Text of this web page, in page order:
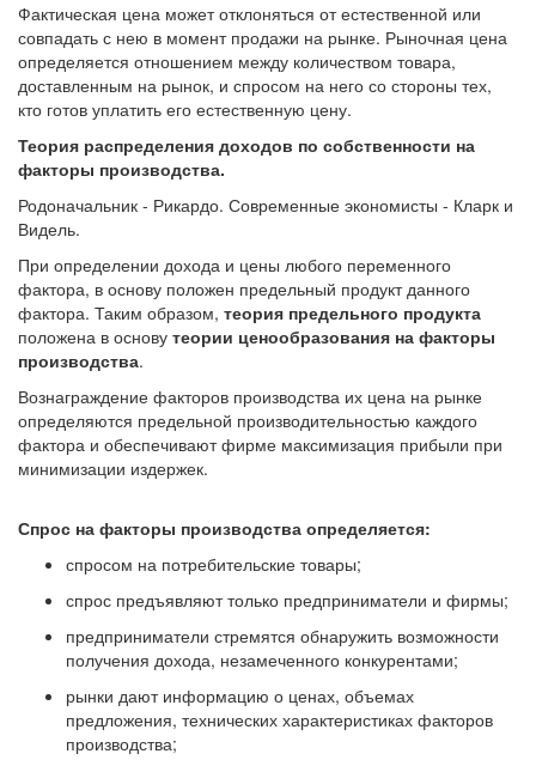
Фактическая цена может отклоняться от естественной или
совпадать с нею в момент продажи на рынке. Рыночная цена
определяется отношением между количеством товара,
доставленным на рынок, и спросом на него со стороны тех,
кто готов уплатить его естественную цену.
Теория распределения доходов по собственности на
факторы производства.
Родоначальник - Рикардо. Современные экономисты - Кларк и
Видель.
При определении дохода и цены любого переменного
фактора, в основу положен предельный продукт данного
фактора. Таким образом, теория предельного продукта
положена в основу теории ценообразования на факторы
производства.
Вознаграждение факторов производства их цена на рынке
определяются предельной производительностью каждого
фактора и обеспечивают фирме максимизация прибыли при
минимизации издержек.
Спрос на факторы производства определяется:
спросом на потребительские товары;
спрос предъявляют только предприниматели и фирмы;
предприниматели стремятся обнаружить возможности
получения дохода, незамеченного конкурентами;
рынки дают информацию о ценах, объемах
предложения, технических характеристиках факторов
производства;